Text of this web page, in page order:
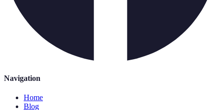
Navigation
Home
Blog